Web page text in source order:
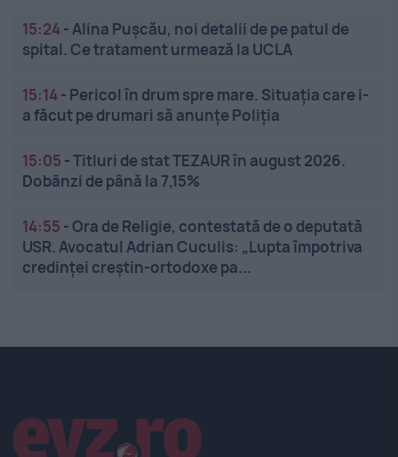
15:24-Alina Pușcău, noi detalii de pe patul de
spital. Ce tratament urmează la UCLA
15:14- Pericol în drum spre mare. Situația care i-
a făcut pe drumari să anunțe Poliția
15:05 -Titluri de stat TEZAUR în august 2026.
Dobânzi de până la 7,15%
14:55 -Ora de Religie, contestată de o deputată
USR. Avocatul Adrian Cuculis: „Lupta împotriva
credinței creștin-ortodoxe pa...
Linkuri utile